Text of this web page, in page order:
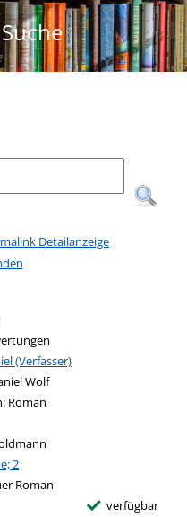
Detailanzeige
diesem Verfasser
(Verfasser)
Wolf
Roman
2
Roman
verfügbar